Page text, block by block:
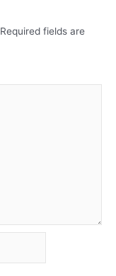
Required fields are